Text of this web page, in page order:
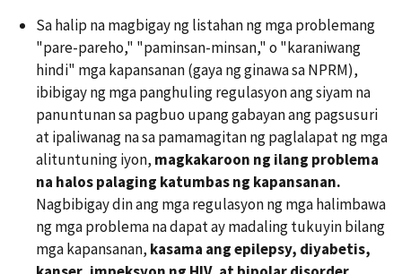
Sa halip na magbigay ng listahan ng mga problemang
"pare-pareho," "paminsan-minsan," o "karaniwang
hindi" mga kapansanan (gaya ng ginawa sa NPRM),
ibibigay ng mga panghuling regulasyon ang siyam na
panuntunan sa pagbuo upang gabayan ang pagsusuri
at ipaliwanag na sa pamamagitan ng paglalapat ng mga
alituntuning iyon, magkakaroon ng ilang problema
na halos palaging katumbas ng kapansanan.
Nagbibigay din ang mga regulasyon ng mga halimbawa
ng mga problema na dapat ay madaling tukuyin bilang
mga kapansanan, kasama ang epilepsy, diyabetis,